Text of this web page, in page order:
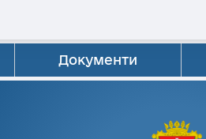
Документи